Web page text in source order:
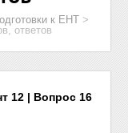
к ЕНТ >
ответов
12 | Вопрос 16